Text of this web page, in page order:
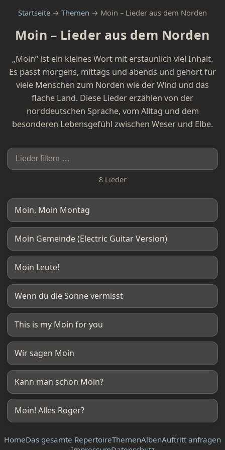
Startseite → Themen → Moin – Lieder aus dem Norden
Moin – Lieder aus dem Norden
„Moin“ ist ein kleines Wort mit erstaunlich viel Inhalt.
Es passt morgens, mittags und abends und gehört für
viele Menschen zum Norden wie der Wind und das
flache Land. Diese Lieder erzählen von der
norddeutschen Sprache, vom Alltag und dem
besonderen Lebensgefühl zwischen Weser und Elbe.
8 Lieder
Moin, Moin Montag
Moin Gemeinde (Electric Guitar Version)
Moin Leute!
Wenn du die Sonne vermisst
This is my Moin for you
Wir sagen Moin
Kann man schon Moin?
Moin! Alles Roger?
HomeDas gesamte RepertoireThemenAlbenAuftritt anfragen